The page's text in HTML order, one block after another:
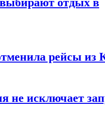
отдых в
рейсы из
не исключает